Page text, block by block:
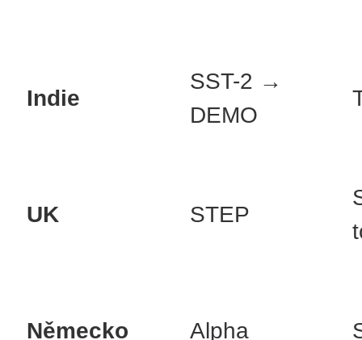
Indie
SST-2 →
DEMO
UK STEP
Německo Alpha